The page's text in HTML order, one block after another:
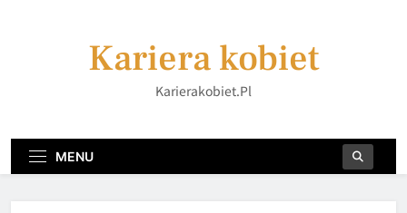
Kariera kobiet
Karierakobiet.pl
MENU